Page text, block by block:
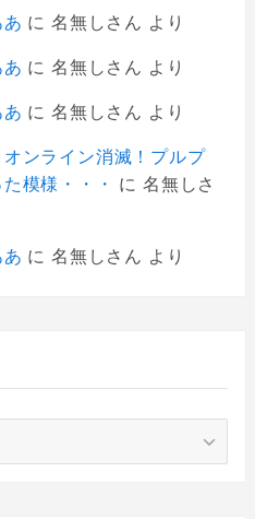
に 名無しさん より
に 名無しさん より
に 名無しさん より
オンライン消滅！プルプ
模様・・・
に 名無しさ
に 名無しさん より